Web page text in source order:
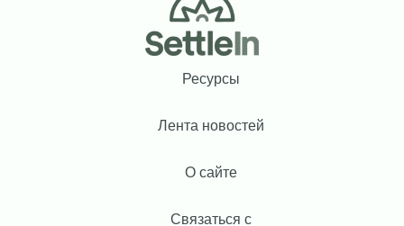
Ресурсы
Лента новостей
О сайте
Связаться с